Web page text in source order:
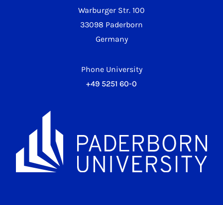
Warburger Str. 100
33098 Paderborn
Germany
Phone University
+49 5251 60-0